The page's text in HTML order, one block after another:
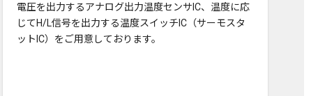
電圧を出力するアナログ出力温度センサIC、温度に応
じてH/L信号を出力する温度スイッチIC（サーモスタ
ットIC）をご用意しております。